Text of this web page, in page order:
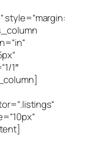
style=“margin:
1″